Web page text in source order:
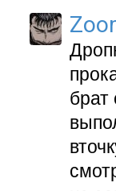
брат